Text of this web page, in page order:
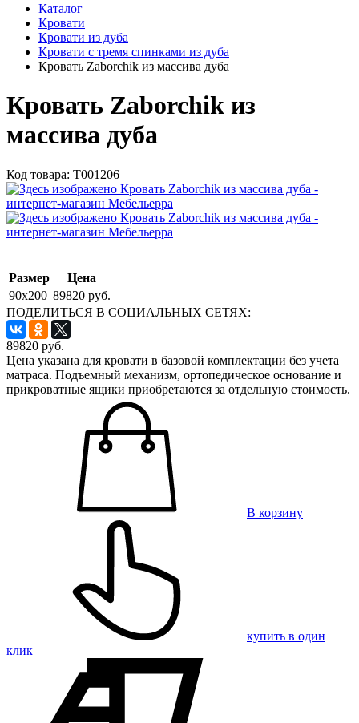
Каталог
Кровати
Кровати из дуба
Кровати с тремя спинками из дуба
Кровать Zaborchik из массива дуба
Кровать Zaborchik из
массива дуба
Код товара: Т001206
Размер
Цена
90x200 89820 руб.
ПОДЕЛИТЬСЯ В СОЦИАЛЬНЫХ СЕТЯХ:
89820 руб.
Цена указана для кровати в базовой комплектации без учета
матраса. Подъемный механизм, ортопедическое основание и
прикроватные ящики приобретаются за отдельную стоимость.
В корзину
купить в один
клик